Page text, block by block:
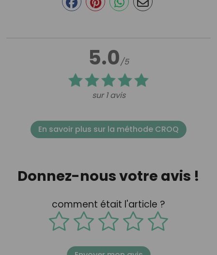
5.0/5
sur 1 avis
En savoir plus sur la méthode CROQ
Donnez-nous votre avis !
comment était l'article ?